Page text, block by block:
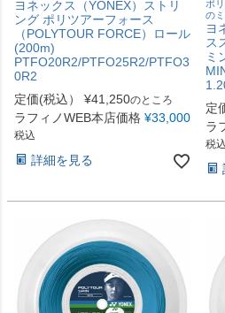
ヨネックス（YONEX）ストリ
ング ポリツアーフォース
（POLYTOUR FORCE）ロール
(200m)
PTFO20R2/PTFO25R2/PTFO3
0R2
定価(税込）
¥41,250のところ
ラフィノWEB本店価格 ¥33,000
税込
詳細を見る
ポ
の
ヨ
ス
ミ
定
ラ
税込